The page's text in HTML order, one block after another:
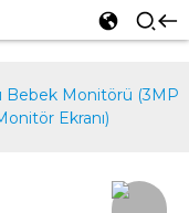
Bebek Monitörü (3MP
Ekranı)